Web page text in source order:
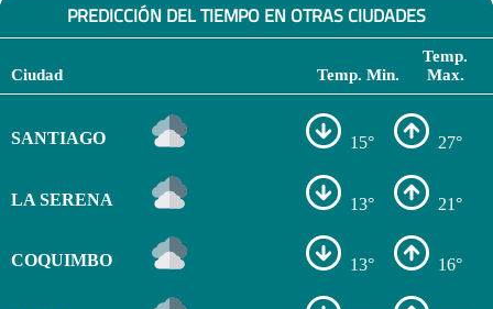
PREDICCIÓN DEL TIEMPO EN OTRAS CIUDADES
Ciudad Temp. Min.
Temp.
Max.
SANTIAGO 15° 27°
LA SERENA 13° 21°
COQUIMBO 13° 16°